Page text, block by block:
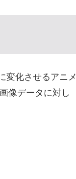
変化させるアニメ
像データに対し